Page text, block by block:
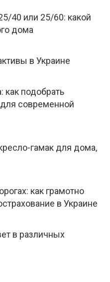
40 или 25/60: какой
дома
в Украине
как подобрать
современной
гамак для дома,
как грамотно
в Украине
в различных